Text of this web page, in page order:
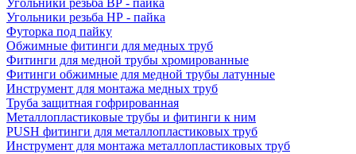
Угольники резьба НР - пайка
Футорка под пайку
Обжимные фитинги для медных труб
Фитинги для медной трубы хромированные
Фитинги обжимные для медной трубы латунные
Инструмент для монтажа медных труб
Труба защитная гофрированная
Металлопластиковые трубы и фитинги к ним
PUSH фитинги для металлопластиковых труб
Инструмент для монтажа металлопластиковых труб